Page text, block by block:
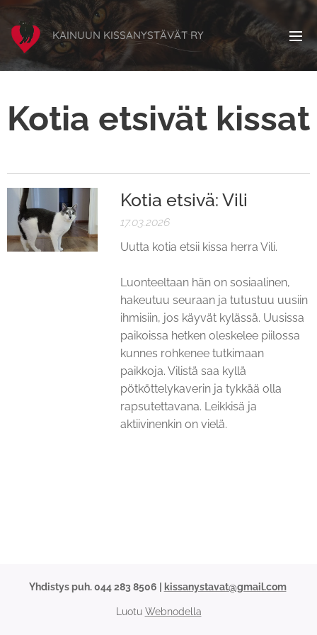
KAINUUN KISSANYSTÄVÄT RY
Kotia etsivät kissat
Kotia etsivä: Vili
17.03.2026
Uutta kotia etsii kissa herra Vili.
Luonteeltaan hän on sosiaalinen,
hakeutuu seuraan ja tutustuu uusiin
ihmisiin, jos käyvät kylässä. Uusissa
paikoissa hetken oleskelee piilossa
kunnes rohkenee tutkimaan
paikkoja. Vilistä saa kyllä
pötköttelykaverin ja tykkää olla
rapsutettavana. Leikkisä ja
aktiivinenkin on vielä.
Yhdistys puh. 044 283 8506 | kissanystavat@gmail.com
Luotu Webnodella